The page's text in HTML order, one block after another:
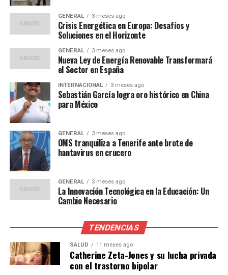
manera más sostenible y
económica”, afirmó
Martínez.
Impacto Global y Perspectivas
Futuras
El impacto potencial de este avance es inmenso. Según
un informe de la Agencia Internacional de Energía
Renovable (IRENA), la adopción masiva de esta
tecnología podría reducir las emisiones de carbono en
un 25% para 2030. Además, se espera que impulse la
creación de empleos en el sector de energías
renovables, especialmente en regiones con alta
Expertos en energía, como la Dra. Ana López de la
Universidad de Barcelona, destacan que este desarrollo
podría ser crucial para países en vías de desarrollo.
GENERAL 3 meses ago
Crisis Energética en Europa: Desafíos y
Soluciones en el Horizonte
GENERAL 3 meses ago
Nueva Ley de Energía Renovable Transformará
el Sector en España
INTERNACIONAL 3 meses ago
Sebastián García logra oro histórico en China
para México
GENERAL 3 meses ago
OMS tranquiliza a Tenerife ante brote de
hantavirus en crucero
GENERAL 3 meses ago
La Innovación Tecnológica en la Educación: Un
Cambio Necesario
TENDENCIAS
SALUD 11 meses ago
Catherine Zeta-Jones y su lucha privada
con el trastorno bipolar